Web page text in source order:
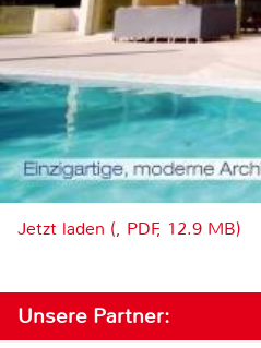
Jetzt laden (, PDF, 12.9 MB)
Unsere Partner: